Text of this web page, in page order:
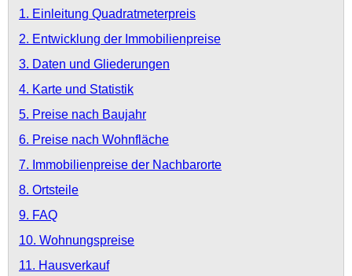
1. Einleitung Quadratmeterpreis
2. Entwicklung der Immobilienpreise
3. Daten und Gliederungen
4. Karte und Statistik
5. Preise nach Baujahr
6. Preise nach Wohnfläche
7. Immobilienpreise der Nachbarorte
8. Ortsteile
9. FAQ
10. Wohnungspreise
11. Hausverkauf